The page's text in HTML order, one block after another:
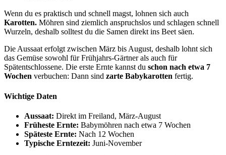
Wenn du es praktisch und schnell magst, lohnen sich auch
Karotten. Möhren sind ziemlich anspruchslos und schlagen schnell
Wurzeln, deshalb solltest du die Samen direkt ins Beet säen.
Die Aussaat erfolgt zwischen März bis August, deshalb lohnt sich
das Gemüse sowohl für Frühjahrs-Gärtner als auch für
Spätentschlossene. Die erste Ernte kannst du schon nach etwa 7
Wochen verbuchen: Dann sind zarte Babykarotten fertig.
Wichtige Daten
Aussaat: Direkt im Freiland, März-August
Früheste Ernte: Babymöhren nach etwa 7 Wochen
Späteste Ernte: Nach 12 Wochen
Typische Erntezeit: Juni-November